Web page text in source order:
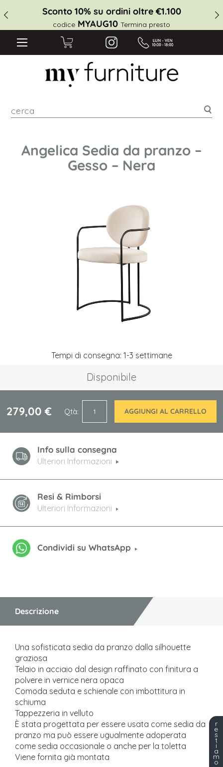
Sconto 10% su ordini oltre €1.100
codice MYAUG10 Termina presto
Angelica Sedia da pranzo –
Gesso – Nera
Tempi di consegna: 1-3 settimane
Disponibile
279,00 € Qtà AGGIUNGI AL CARRELLO
Info sulla consegna
Ulteriori Informazioni
Resi & Rimborsi
Ulteriori Informazioni
Condividi su WhatsApp
Descrizione
Una sofisticata sedia da pranzo dalla silhouette
graziosa
Telaio in acciaio dal design raffinato con finitura a
polvere in vernice nera opaca
Comoda seduta e schienale con imbottitura in
schiuma
Tappezzeria in velluto
È stata progettata per essere usata come sedia da
pranzo ma può essere ugualmente adoperata
come sedia occasionale o anche per la toletta
Viene fornita già montata
r
e
s
t
i
a
m
o